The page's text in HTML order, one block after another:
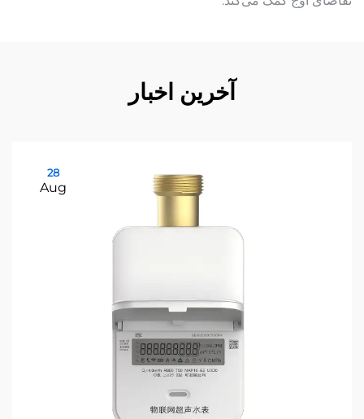
آخرین اخبار
28
Aug